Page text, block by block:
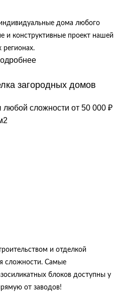
дома любого
и конструктивные проект нашей
регионах.
загородных домов
сложности от 50 000 ₽
и отделкой
сложности. Самые
блоков доступны у
от заводов!